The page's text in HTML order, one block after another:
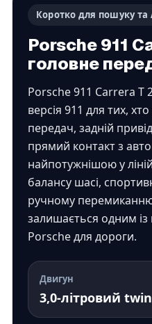
Коротко для пошуку та
Porsche 911
головне
Porsche 911 Carrera T
версія 911 для тих,
передач, задній
прямий контакт з
найпотужнішою у
балансу шасі,
ручному
залишається одним
Porsche для дороги.
Двигун
3,0-літровий